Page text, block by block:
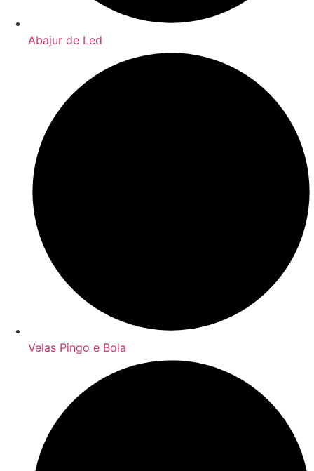
Abajur de Led
Velas Pingo e Bola